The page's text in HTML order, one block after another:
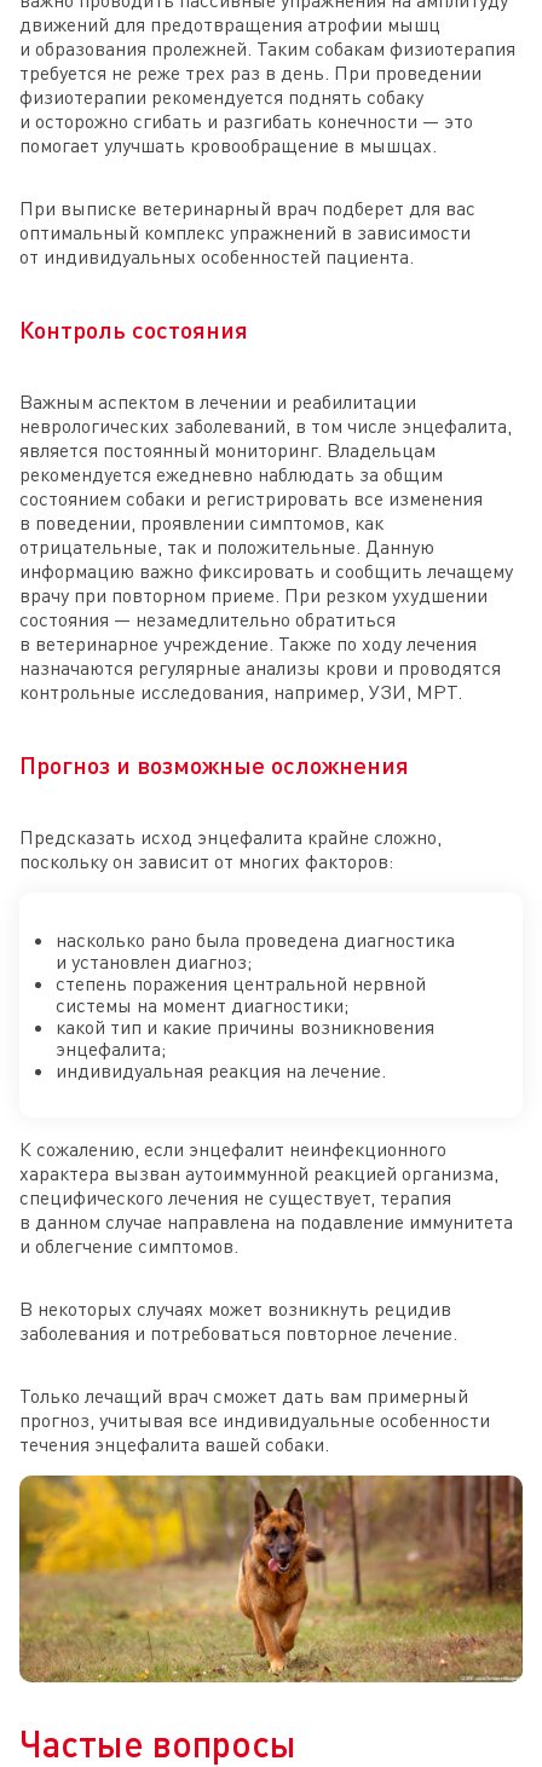
движений для предотвращения атрофии мышц
и образования пролежней. Таким собакам физиотерапия
требуется не реже трех раз в день. При проведении
физиотерапии рекомендуется поднять собаку
и осторожно сгибать и разгибать конечности — это
помогает улучшать кровообращение в мышцах.
При выписке ветеринарный врач подберет для вас
оптимальный комплекс упражнений в зависимости
от индивидуальных особенностей пациента.
Контроль состояния
Важным аспектом в лечении и реабилитации
неврологических заболеваний, в том числе энцефалита,
является постоянный мониторинг. Владельцам
рекомендуется ежедневно наблюдать за общим
состоянием собаки и регистрировать все изменения
в поведении, проявлении симптомов, как
отрицательные, так и положительные. Данную
информацию важно фиксировать и сообщить лечащему
врачу при повторном приеме. При резком ухудшении
состояния — незамедлительно обратиться
в ветеринарное учреждение. Также по ходу лечения
назначаются регулярные анализы крови и проводятся
контрольные исследования, например, УЗИ, МРТ.
Прогноз и возможные осложнения
Предсказать исход энцефалита крайне сложно,
поскольку он зависит от многих факторов:
насколько рано была проведена диагностика
и установлен диагноз;
степень поражения центральной нервной
системы на момент диагностики;
какой тип и какие причины возникновения
энцефалита;
индивидуальная реакция на лечение.
К сожалению, если энцефалит неинфекционного
характера вызван аутоиммунной реакцией организма,
специфического лечения не существует, терапия
в данном случае направлена на подавление иммунитета
и облегчение симптомов.
В некоторых случаях может возникнуть рецидив
заболевания и потребоваться повторное лечение.
Только лечащий врач сможет дать вам примерный
прогноз, учитывая все индивидуальные особенности
течения энцефалита вашей собаки.
Частые вопросы